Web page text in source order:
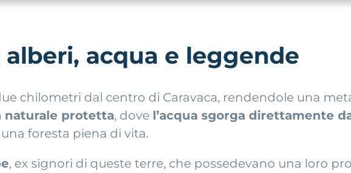
acqua e leggende
chilometri dal centro di Caravaca, rendendole una
naturale protetta, dove l’acqua sgorga direttamente
foresta piena di vita.
, ex signori di queste terre, che possedevano una loro